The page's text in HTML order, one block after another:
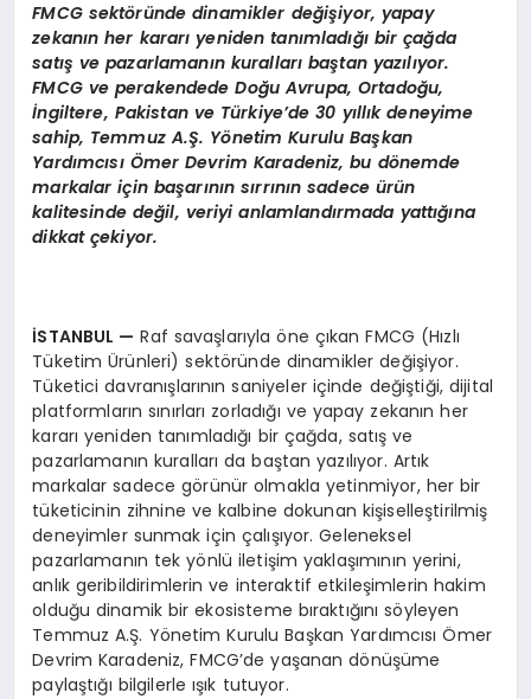
FMCG sektöründe dinamikler değişiyor, yapay
zekanın her kararı yeniden tanımladığı bir çağda
satış ve pazarlamanın kuralları baştan yazılıyor.
FMCG ve perakendede Doğu Avrupa, Ortadoğu,
İngiltere, Pakistan ve Türkiye’de 30 yıllık deneyime
sahip, Temmuz A.Ş. Yönetim Kurulu Başkan
Yardımcısı Ömer Devrim Karadeniz, bu dönemde
markalar için başarının sırrının sadece ürün
kalitesinde değil, veriyi anlamlandırmada yattığına
dikkat çekiyor.
İSTANBUL — Raf savaşlarıyla öne çıkan FMCG (Hızlı
Tüketim Ürünleri) sektöründe dinamikler değişiyor.
Tüketici davranışlarının saniyeler içinde değiştiği, dijital
platformların sınırları zorladığı ve yapay zekanın her
kararı yeniden tanımladığı bir çağda, satış ve
pazarlamanın kuralları da baştan yazılıyor. Artık
markalar sadece görünür olmakla yetinmiyor, her bir
tüketicinin zihnine ve kalbine dokunan kişiselleştirilmiş
deneyimler sunmak için çalışıyor. Geleneksel
pazarlamanın tek yönlü iletişim yaklaşımının yerini,
anlık geribildirimlerin ve interaktif etkileşimlerin hakim
olduğu dinamik bir ekosisteme bıraktığını söyleyen
Temmuz A.Ş. Yönetim Kurulu Başkan Yardımcısı Ömer
Devrim Karadeniz, FMCG’de yaşanan dönüşüme
paylaştığı bilgilerle ışık tutuyor.